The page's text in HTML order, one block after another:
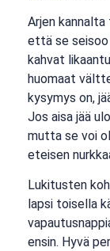
Arjen
että se
kahvat
huomaat
kysymys on,
Jos aisa jää
mutta se voi
eteisen
Lukitusten
lapsi toisella
ensin. Hyvä